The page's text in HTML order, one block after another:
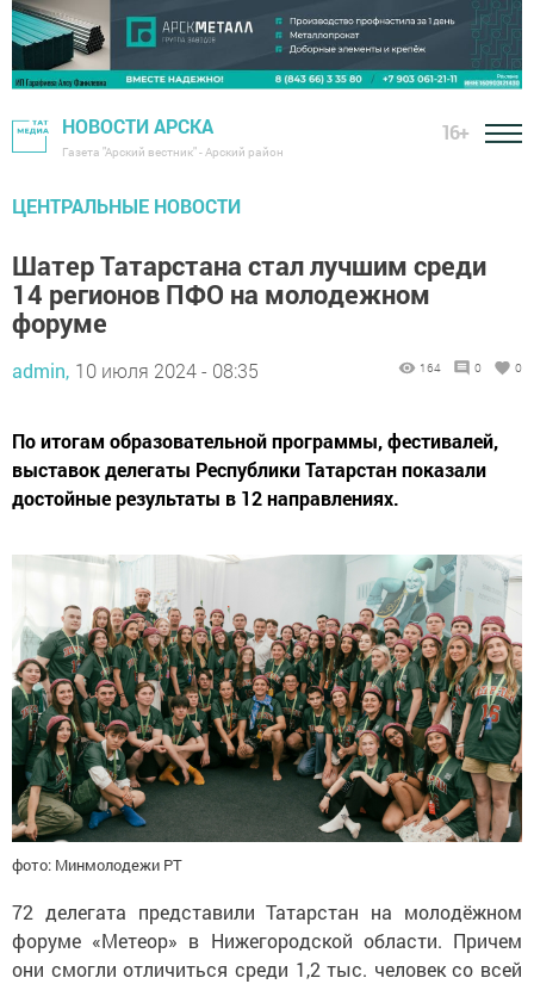
НОВОСТИ АРСКА
Газета "Арский вестник" - Арский район
16+
ЦЕНТРАЛЬНЫЕ НОВОСТИ
Шатер Татарстана стал лучшим среди
14 регионов ПФО на молодежном
форуме
admin, 10 июля 2024 - 08:35 164 0 0
По итогам образовательной программы, фестивалей,
выставок делегаты Республики Татарстан показали
достойные результаты в 12 направлениях.
фото: Минмолодежи РТ
72 делегата представили Татарстан на молодёжном
форуме «Метеор» в Нижегородской области. Причем
они смогли отличиться среди 1,2 тыс. человек со всей